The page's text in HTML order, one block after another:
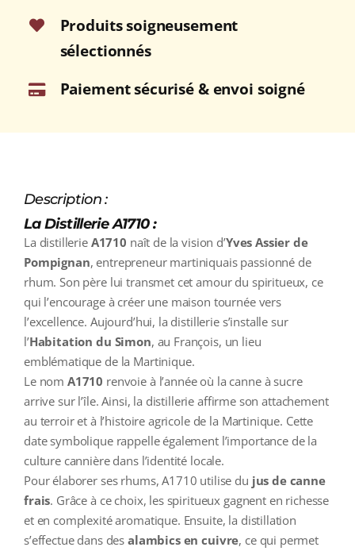
Produits soigneusement
sélectionnés
Paiement sécurisé & envoi soigné
Description :
La Distillerie A1710 :
La distillerie A1710 naît de la vision d’Yves Assier de
Pompignan, entrepreneur martiniquais passionné de
rhum. Son père lui transmet cet amour du spiritueux, ce
qui l’encourage à créer une maison tournée vers
l’excellence. Aujourd’hui, la distillerie s’installe sur
l’Habitation du Simon, au François, un lieu
emblématique de la Martinique.
Le nom A1710 renvoie à l’année où la canne à sucre
arrive sur l’île. Ainsi, la distillerie affirme son attachement
au terroir et à l’histoire agricole de la Martinique. Cette
date symbolique rappelle également l’importance de la
culture cannière dans l’identité locale.
Pour élaborer ses rhums, A1710 utilise du jus de canne
frais. Grâce à ce choix, les spiritueux gagnent en richesse
et en complexité aromatique. Ensuite, la distillation
s’effectue dans des alambics en cuivre, ce qui permet